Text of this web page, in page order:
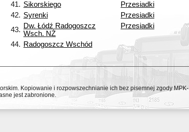
41. Sikorskiego
Przesiadki
42. Syrenki
Przesiadki
43. Dw. Łódź Radogoszcz
Wsch. NŻ
Przesiadki
44. Radogoszcz Wschód
Kopiowanie i rozpowszechnianie ich bez pisemnej zgody MPK-
jest zabronione.